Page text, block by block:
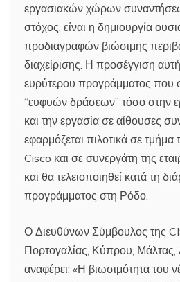
εργασιακών χώρων
στόχος, είναι η δημιουργία
προδιαγραφών βιώσιμης
διαχείρισης. Η προσέγγιση
ευρύτερου προγράμματος που
“ευφυών δράσεων” τόσο στην
και την εργασία σε αίθουσες
εφαρμόζεται πιλοτικά σε
Cisco και σε συνεργάτη της
και θα τελειοποιηθεί κατά τη
προγράμματος στη Ρόδο.
Ο Διευθύνων Σύμβουλος της
Πορτογαλίας, Κύπρου,
αναφέρει: «Η βιωσιμότητα του